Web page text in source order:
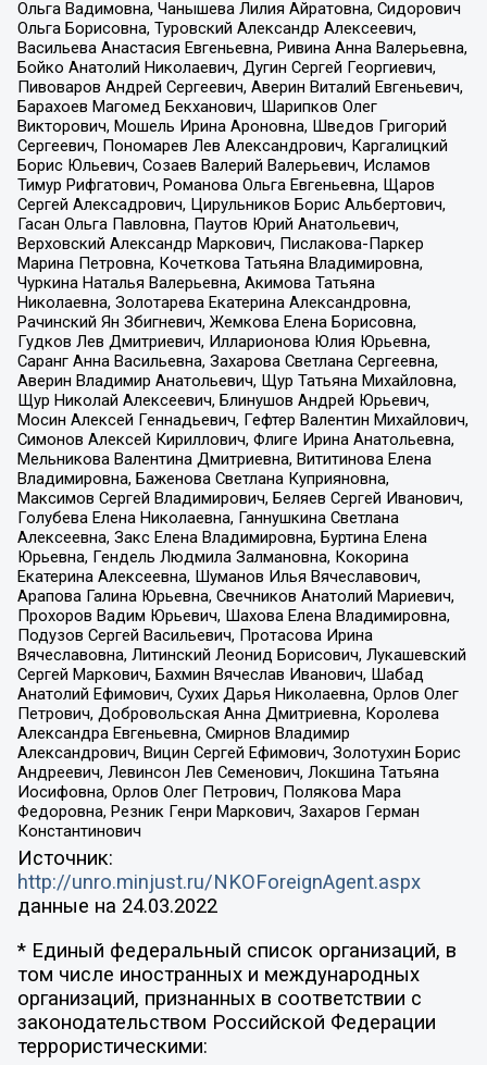
Ольга Вадимовна, Чанышева Лилия Айратовна, Сидорович
Ольга Борисовна, Туровский Александр Алексеевич,
Васильева Анастасия Евгеньевна, Ривина Анна Валерьевна,
Бойко Анатолий Николаевич, Дугин Сергей Георгиевич,
Пивоваров Андрей Сергеевич, Аверин Виталий Евгеньевич,
Барахоев Магомед Бекханович, Шарипков Олег
Викторович, Мошель Ирина Ароновна, Шведов Григорий
Сергеевич, Пономарев Лев Александрович, Каргалицкий
Борис Юльевич, Созаев Валерий Валерьевич, Исламов
Тимур Рифгатович, Романова Ольга Евгеньевна, Щаров
Сергей Алексадрович, Цирульников Борис Альбертович,
Гасан Ольга Павловна, Паутов Юрий Анатольевич,
Верховский Александр Маркович, Пислакова-Паркер
Марина Петровна, Кочеткова Татьяна Владимировна,
Чуркина Наталья Валерьевна, Акимова Татьяна
Николаевна, Золотарева Екатерина Александровна,
Рачинский Ян Збигневич, Жемкова Елена Борисовна,
Гудков Лев Дмитриевич, Илларионова Юлия Юрьевна,
Саранг Анна Васильевна, Захарова Светлана Сергеевна,
Аверин Владимир Анатольевич, Щур Татьяна Михайловна,
Щур Николай Алексеевич, Блинушов Андрей Юрьевич,
Мосин Алексей Геннадьевич, Гефтер Валентин Михайлович,
Симонов Алексей Кириллович, Флиге Ирина Анатольевна,
Мельникова Валентина Дмитриевна, Вититинова Елена
Владимировна, Баженова Светлана Куприяновна,
Максимов Сергей Владимирович, Беляев Сергей Иванович,
Голубева Елена Николаевна, Ганнушкина Светлана
Алексеевна, Закс Елена Владимировна, Буртина Елена
Юрьевна, Гендель Людмила Залмановна, Кокорина
Екатерина Алексеевна, Шуманов Илья Вячеславович,
Арапова Галина Юрьевна, Свечников Анатолий Мариевич,
Прохоров Вадим Юрьевич, Шахова Елена Владимировна,
Подузов Сергей Васильевич, Протасова Ирина
Вячеславовна, Литинский Леонид Борисович, Лукашевский
Сергей Маркович, Бахмин Вячеслав Иванович, Шабад
Анатолий Ефимович, Сухих Дарья Николаевна, Орлов Олег
Петрович, Добровольская Анна Дмитриевна, Королева
Александра Евгеньевна, Смирнов Владимир
Александрович, Вицин Сергей Ефимович, Золотухин Борис
Андреевич, Левинсон Лев Семенович, Локшина Татьяна
Иосифовна, Орлов Олег Петрович, Полякова Мара
Федоровна, Резник Генри Маркович, Захаров Герман
Константинович
Источник:
http://unro.minjust.ru/NKOForeignAgent.aspx
данные на 24.03.2022
* Единый федеральный список организаций, в
том числе иностранных и международных
организаций, признанных в соответствии с
законодательством Российской Федерации
террористическими: